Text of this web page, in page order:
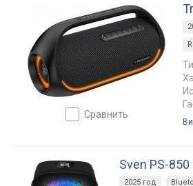
сравнить
Sven PS-850
2025 год